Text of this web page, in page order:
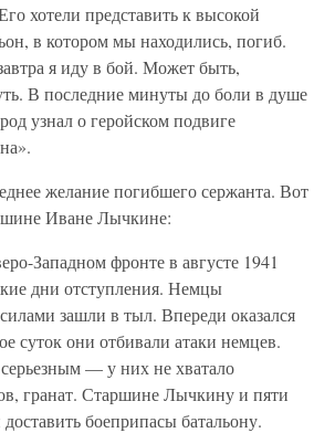
хотели представить к высокой
в котором мы находились, погиб.
я иду в бой. Может быть,
В последние минуты до боли в душе
узнал о геройском подвиге
желание погибшего сержанта. Вот
Иване Лычкине:
Западном фронте в августе 1941
дни отступления. Немцы
зашли в тыл. Впереди оказался
суток они отбивали атаки немцев.
— у них не хватало
гранат. Старшине Лычкину и пяти
боеприпасы батальону.